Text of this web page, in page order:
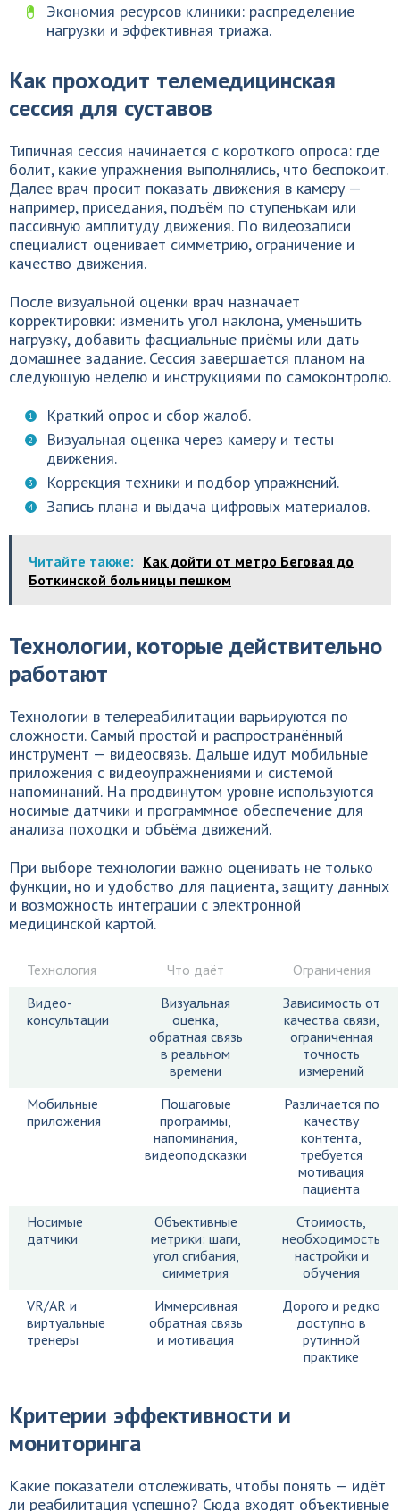
Экономия ресурсов клиники: распределение
нагрузки и эффективная триажа.
Как проходит телемедицинская
сессия для суставов
Типичная сессия начинается с короткого опроса: где
болит, какие упражнения выполнялись, что беспокоит.
Далее врач просит показать движения в камеру —
например, приседания, подъём по ступенькам или
пассивную амплитуду движения. По видеозаписи
специалист оценивает симметрию, ограничение и
качество движения.
После визуальной оценки врач назначает
корректировки: изменить угол наклона, уменьшить
нагрузку, добавить фасциальные приёмы или дать
домашнее задание. Сессия завершается планом на
следующую неделю и инструкциями по самоконтролю.
Краткий опрос и сбор жалоб.
Визуальная оценка через камеру и тесты
движения.
Коррекция техники и подбор упражнений.
Запись плана и выдача цифровых материалов.
Читайте также: Как дойти от метро Беговая до
Боткинской больницы пешком
Технологии, которые действительно
работают
Технологии в телереабилитации варьируются по
сложности. Самый простой и распространённый
инструмент — видеосвязь. Дальше идут мобильные
приложения с видеоупражнениями и системой
напоминаний. На продвинутом уровне используются
носимые датчики и программное обеспечение для
анализа походки и объёма движений.
При выборе технологии важно оценивать не только
функции, но и удобство для пациента, защиту данных
и возможность интеграции с электронной
медицинской картой.
Технология Что даёт
Ограничения
Видео-
консультации
Визуальная
оценка,
обратная связь
в реальном
времени
Зависимость от
качества связи,
ограниченная
точность
измерений
Мобильные
приложения
Пошаговые
программы,
напоминания,
видеоподсказки
Различается по
качеству
контента,
требуется
мотивация
пациента
Носимые
датчики
Объективные
метрики: шаги,
угол сгибания,
симметрия
Стоимость,
необходимость
настройки и
обучения
VR/AR и
виртуальные
тренеры
Иммерсивная
обратная связь
и мотивация
Дорого и редко
доступно в
рутинной
практике
Критерии эффективности и
мониторинга
Какие показатели отслеживать, чтобы понять — идёт
ли реабилитация успешно? Сюда входят объективные